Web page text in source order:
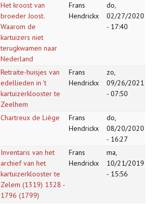
Het kroost van
broeder Joost.
Waarom de
kartuizers niet
terugkwamen naar
Nederland
Frans
Hendrickx
do,
02/27/2020
- 17:40
Retraite-huisjes van
edellieden in 't
kartuizerklooster te
Zeelhem
Frans
Hendrickx
zo,
09/26/2021
- 07:50
Chartreux de Liège
Frans
Hendrickx
do,
08/20/2020
- 16:27
Inventaris van het
archief van het
kartuizerklooster te
Zelem (1319) 1328 -
1796 (1799)
Frans
Hendrickx
ma,
10/21/2019
- 15:56